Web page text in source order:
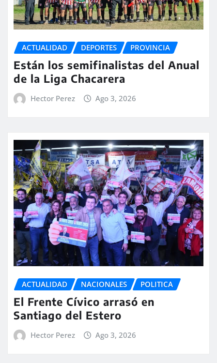
ACTUALIDAD DEPORTES PROVINCIA
Están los semifinalistas del Anual
de la Liga Chacarera
Hector Perez Ago 3, 2026
ACTUALIDAD NACIONALES POLITICA
El Frente Cívico arrasó en
Santiago del Estero
Hector Perez Ago 3, 2026